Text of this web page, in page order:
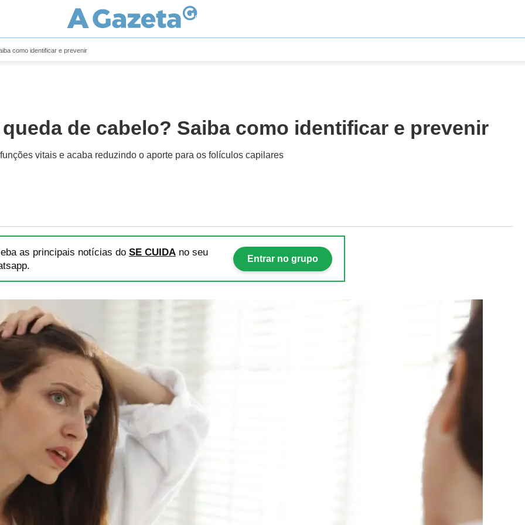
como identificar e prevenir
de cabelo? Saiba como identificar e prevenir
vitais e acaba reduzindo o aporte para os folículos capilares
as principais notícias do SE CUIDA no seu
Entrar no grupo